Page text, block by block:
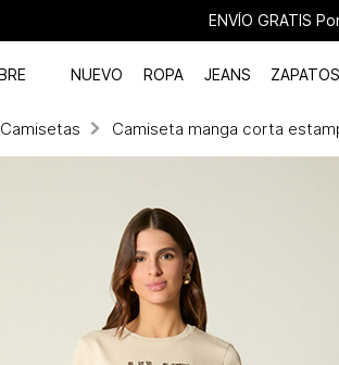
ENVÍO GRATIS
NUEVO ROPA JEANS ZAPATOS
Camisetas Camiseta manga corta